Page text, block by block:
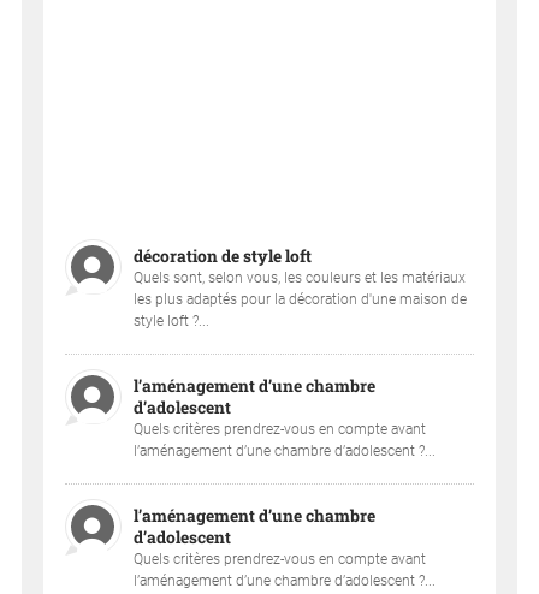
décoration de style loft
Quels sont, selon vous, les couleurs et les matériaux
les plus adaptés pour la décoration d'une maison de
style loft ?...
l’aménagement d’une chambre
d’adolescent
Quels critères prendrez-vous en compte avant
l’aménagement d’une chambre d’adolescent ?...
l’aménagement d’une chambre
d’adolescent
Quels critères prendrez-vous en compte avant
l’aménagement d’une chambre d’adolescent ?...